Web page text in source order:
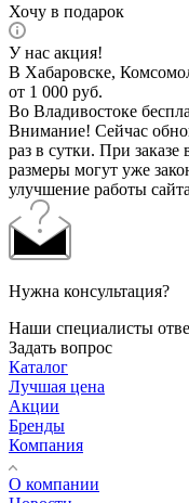
Хочу в подарок
У нас акция!
В Хабаровске,
от 1 000 руб.
Во Владивостоке
Внимание! Сейчас
раз в сутки. При заказе
размеры могут уже
улучшение работы
Нужна консультация?
Наши специалисты
Задать вопрос
Каталог
Лучшая цена
Акции
Бренды
Компания
О компании